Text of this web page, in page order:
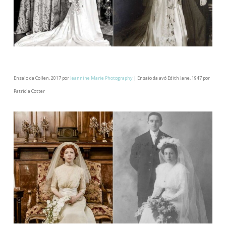
Ensaio da Collen, 2017 por Jeannine Marie Photography| Ensaio da avó Edith Jane, 1947 por
Patricia Cotter